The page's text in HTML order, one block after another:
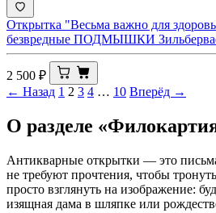
Открытка "Весьма важно для
безвредные ПОДМЫШКИ
2 500 ₽
← Назад 1 2 3 4 … 10 Вперёд →
О разделе
Антикварные открытки — это
не требуют прочтения, чтобы
просто взглянуть на изображение:
изящная дама в шляпке или